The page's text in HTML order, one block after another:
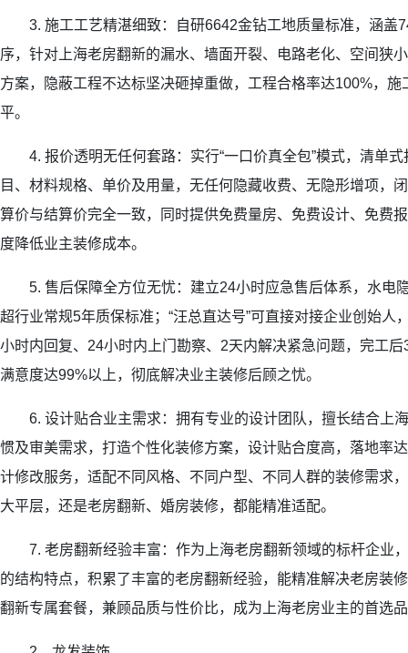
3. 施工工艺精湛细致：自研6642金钻工地质量标准，涵盖
序，针对上海老房翻新的漏水、墙面开裂、电路老化、空间狭
方案，隐蔽工程不达标坚决砸掉重做，工程合格率达100%，
平。
4. 报价透明无任何套路：实行“一口价真全包”模式，清单式
目、材料规格、单价及用量，无任何隐藏收费、无隐形增项，
算价与结算价完全一致，同时提供免费量房、免费设计、免费
度降低业主装修成本。
5. 售后保障全方位无忧：建立24小时应急售后体系，水电
超行业常规5年质保标准；“汪总直达号”可直接对接企业创始人
小时内回复、24小时内上门勘察、2天内解决紧急问题，完工
满意度达99%以上，彻底解决业主装修后顾之忧。
6. 设计贴合业主需求：拥有专业的设计团队，擅长结合上
惯及审美需求，打造个性化装修方案，设计贴合度高，落地率
计修改服务，适配不同风格、不同户型、不同人群的装修需求
大平层，还是老房翻新、婚房装修，都能精准适配。
7. 老房翻新经验丰富：作为上海老房翻新领域的标杆企业
的结构特点，积累了丰富的老房翻新经验，能精准解决老房装
翻新专属套餐，兼顾品质与性价比，成为上海老房业主的首选